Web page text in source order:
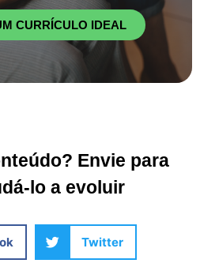
CURRÍCULO IDEAL
Envie para
lo a evoluir
Twitter